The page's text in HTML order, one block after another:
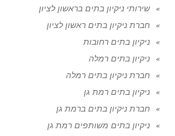
שירותי ניקיון בתים בראשון לציון
חברת ניקיון בתים ראשון לציון
ניקיון בתים רחובות
ניקיון בתים רמלה
חברת ניקיון בתים רמלה
ניקיון בתים רמת גן
חברת ניקיון בתים ברמת גן
ניקיון בתים משותפים רמת גן